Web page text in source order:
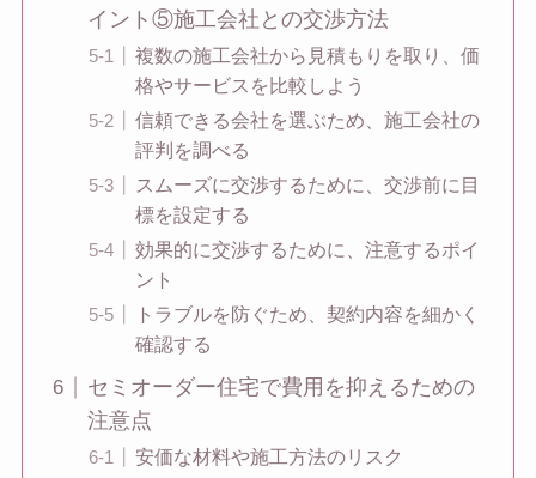
イント⑤施工会社との交渉方法
複数の施工会社から見積もりを取り、価
格やサービスを比較しよう
信頼できる会社を選ぶため、施工会社の
評判を調べる
スムーズに交渉するために、交渉前に目
標を設定する
効果的に交渉するために、注意するポイ
ント
トラブルを防ぐため、契約内容を細かく
確認する
セミオーダー住宅で費用を抑えるための
注意点
安価な材料や施工方法のリスク